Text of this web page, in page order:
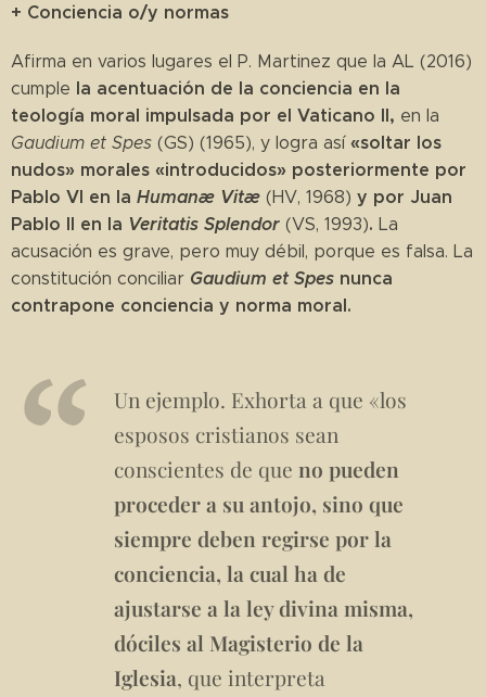
+ Conciencia o/y normas
Afirma en varios lugares el P. Martinez que la AL (2016)
cumple la acentuación de la conciencia en la
teología moral impulsada por el Vaticano II, en la
Gaudium et Spes (GS) (1965), y logra así «soltar los
nudos» morales «introducidos» posteriormente por
Pablo VI en la Humanæ Vitæ (HV, 1968) y por Juan
Pablo II en la Veritatis Splendor (VS, 1993). La
acusación es grave, pero muy débil, porque es falsa. La
constitución conciliar Gaudium et Spes nunca
contrapone conciencia y norma moral.
Un ejemplo. Exhorta a que «los
esposos cristianos sean
conscientes de que no pueden
proceder a su antojo, sino que
siempre deben regirse por la
conciencia, la cual ha de
ajustarse a la ley divina misma,
dóciles al Magisterio de la
Iglesia, que interpreta